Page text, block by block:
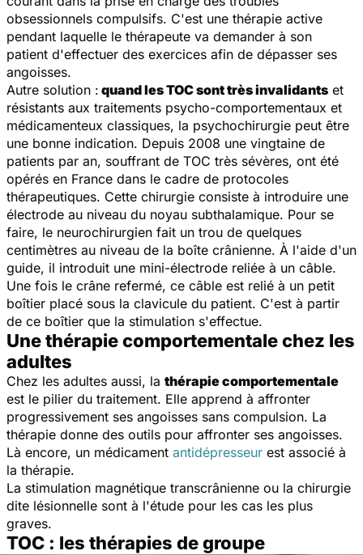
obsessionnels compulsifs. C'est une thérapie active
pendant laquelle le thérapeute va demander à son
patient d'effectuer des exercices afin de dépasser ses
angoisses.
Autre solution : quand les TOC sont très invalidants et
résistants aux traitements psycho-comportementaux et
médicamenteux classiques, la psychochirurgie peut être
une bonne indication. Depuis 2008 une vingtaine de
patients par an, souffrant de TOC très sévères, ont été
opérés en France dans le cadre de protocoles
thérapeutiques. Cette chirurgie consiste à introduire une
électrode au niveau du noyau subthalamique. Pour se
faire, le neurochirurgien fait un trou de quelques
centimètres au niveau de la boîte crânienne. À l'aide d'un
guide, il introduit une mini-électrode reliée à un câble.
Une fois le crâne refermé, ce câble est relié à un petit
boîtier placé sous la clavicule du patient. C'est à partir
de ce boîtier que la stimulation s'effectue.
Une thérapie comportementale chez les
adultes
Chez les adultes aussi, la thérapie comportementale
est le pilier du traitement. Elle apprend à affronter
progressivement ses angoisses sans compulsion. La
thérapie donne des outils pour affronter ses angoisses.
Là encore, un médicament antidépresseur est associé à
la thérapie.
La stimulation magnétique transcrânienne ou la chirurgie
dite lésionnelle sont à l'étude pour les cas les plus
graves.
TOC : les thérapies de groupe